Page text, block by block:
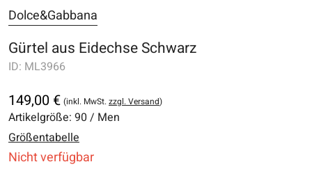
Dolce&Gabbana
Gürtel aus Eidechse Schwarz
ID: ML3966
149,00 € (inkl. MwSt.zzgl. Versand)
Artikelgröße: 90 / Men
Größentabelle
Nicht verfügbar